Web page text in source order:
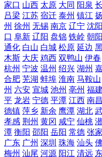
家口 山西 太原 大同 阳泉
吕梁 江苏 宿迁 泰州 镇江
州 徐州 无锡 南京 辽宁 沈阳
口 阜新 辽阳 盘锦 铁岭 朝阳
通化 白山 白城 松原 延边
木斯 大庆 鸡西 双鸭山 伊春
杭州 宁波 温州 绍兴 湖州
合肥 芜湖 蚌埠 淮南 马鞍山
州 六安 宣城 池州 亳州 福建
平 龙岩 宁德 平潭 江西 南昌
德镇 萍乡 新余 鹰潭 湖北
孝感 荆州 黄冈 咸宁 仙桃
潭 衡阳 邵阳 岳阳 常德 张
广东 广州 深圳 珠海 汕头
梅州 汕尾 河源 阳江 清远